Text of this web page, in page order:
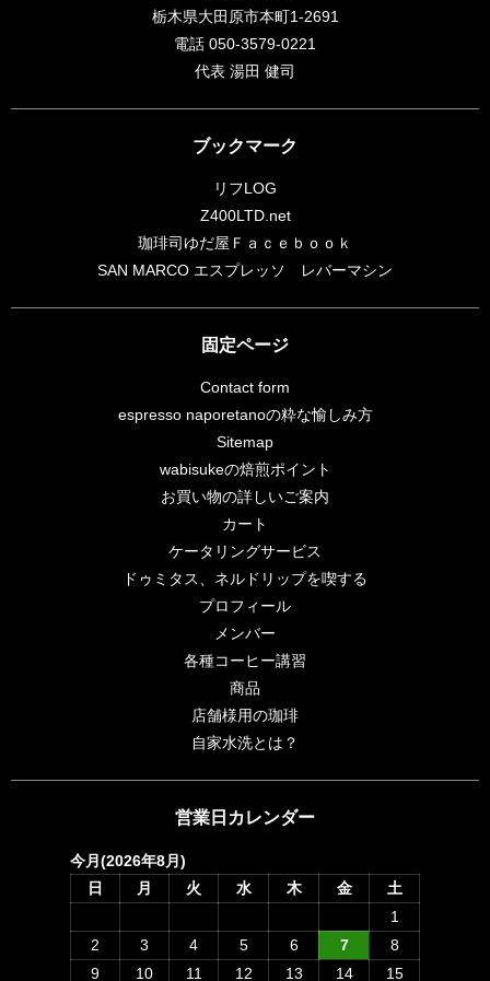
栃木県大田原市本町1-2691
電話 050-3579-0221
代表 湯田 健司
ブックマーク
リフLOG
Z400LTD.net
珈琲司ゆだ屋Ｆａｃｅｂｏｏｋ
SAN MARCO エスプレッソ レバーマシン
固定ページ
Contact form
espresso naporetanoの粋な愉しみ方
Sitemap
wabisukeの焙煎ポイント
お買い物の詳しいご案内
カート
ケータリングサービス
ドゥミタス、ネルドリップを喫する
プロフィール
メンバー
各種コーヒー講習
商品
店舗様用の珈琲
自家水洗とは？
営業日カレンダー
今月(2026年8月)
日
月 火 水 木 金
土
1
2
3 4 5 6 7
8
9
10 11 12 13 14 15